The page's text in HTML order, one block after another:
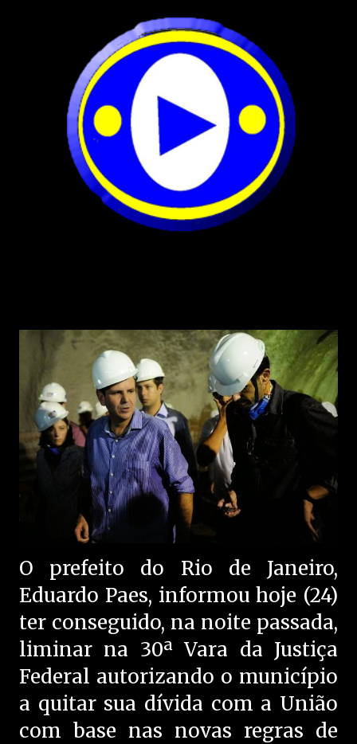
O prefeito do Rio de Janeiro,
Eduardo Paes, informou hoje (24)
ter conseguido, na noite passada,
liminar na 30ª Vara da Justiça
Federal autorizando o município
a quitar sua dívida com a União
com base nas novas regras de